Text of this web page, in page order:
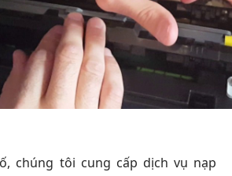
chúng tôi cung cấp dịch vụ nạp